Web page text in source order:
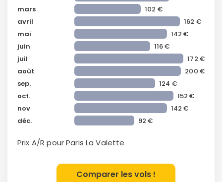
mars
102 €
avril
162 €
mai
142 €
juin
116 €
juil
172 €
août
200 €
sep.
124 €
oct.
152 €
nov
142 €
déc.
92 €
Prix A/R pour Paris La Valette
Comparer les vols !